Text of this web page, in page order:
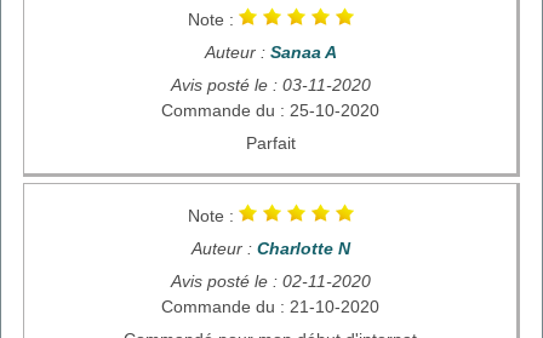
Note :
Auteur : Sanaa A
Avis posté le : 03-11-2020
Commande du : 25-10-2020
Parfait
Note :
Auteur : Charlotte N
Avis posté le : 02-11-2020
Commande du : 21-10-2020